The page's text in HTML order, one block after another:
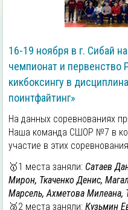
16-19 ноября в г. Сибай
чемпионат и первенство
кикбоксингу в
поинтфайтинг»
На данных соревнованиях
Наша команда СШОР №7 в
участие в этих
🥇1 места заняли: Сатаев
Мирон, Ткаченко Денис,
Марсель, Ахметова Милеана,
🥈2 места заняли: Кузьмин